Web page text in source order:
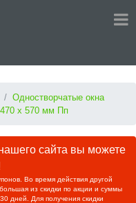
Одностворчатые окна
х 570 мм Пп
сайта вы можете
Во время действия другой
из скидки по акции и суммы
дней. Для получения скидки